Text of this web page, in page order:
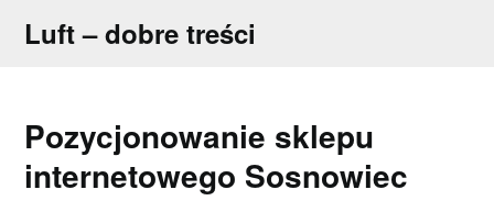
Luft – dobre treści
Pozycjonowanie sklepu
internetowego Sosnowiec